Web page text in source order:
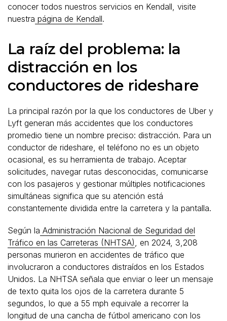
conocer todos nuestros servicios en Kendall, visite
nuestra página de Kendall.
La raíz del problema: la
distracción en los
conductores de rideshare
La principal razón por la que los conductores de Uber y
Lyft generan más accidentes que los conductores
promedio tiene un nombre preciso: distracción. Para un
conductor de rideshare, el teléfono no es un objeto
ocasional, es su herramienta de trabajo. Aceptar
solicitudes, navegar rutas desconocidas, comunicarse
con los pasajeros y gestionar múltiples notificaciones
simultáneas significa que su atención está
constantemente dividida entre la carretera y la pantalla.
Según la Administración Nacional de Seguridad del
Tráfico en las Carreteras (NHTSA) , en 2024, 3,208
personas murieron en accidentes de tráfico que
involucraron a conductores distraídos en los Estados
Unidos. La NHTSA señala que enviar o leer un mensaje
de texto quita los ojos de la carretera durante 5
segundos, lo que a 55 mph equivale a recorrer la
longitud de una cancha de fútbol americano con los